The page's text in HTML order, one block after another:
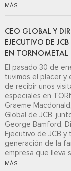
MÁS...
CEO GLOBAL Y
EJECUTIVO DE
EN TORNOMETAL
El pasado 30 de
tuvimos el placer y
de recibir unos
especiales en
Graeme
Global de JCB,
George Bamford,
Ejecutivo de JCB y
generación de la
empresa que lleva
MÁS...